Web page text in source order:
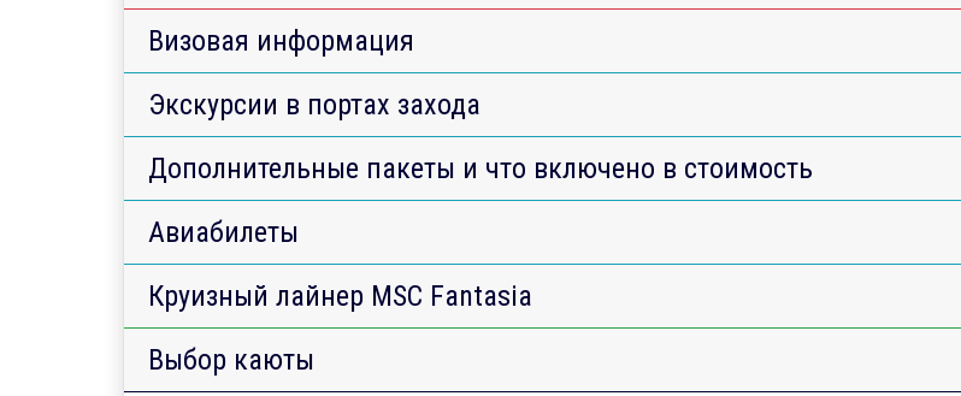
Визовая информация
Экскурсии в портах захода
Дополнительные пакеты и что включено в стоимость
Авиабилеты
Круизный лайнер MSC Fantasia
Выбор каюты